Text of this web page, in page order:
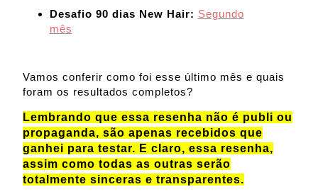
Desafio 90 dias New Hair: Segundo
mês
Vamos conferir como foi esse último mês e quais
foram os resultados completos?
Lembrando que essa resenha não é publi ou
propaganda, são apenas recebidos que
ganhei para testar. E claro, essa resenha,
assim como todas as outras serão
totalmente sinceras e transparentes.